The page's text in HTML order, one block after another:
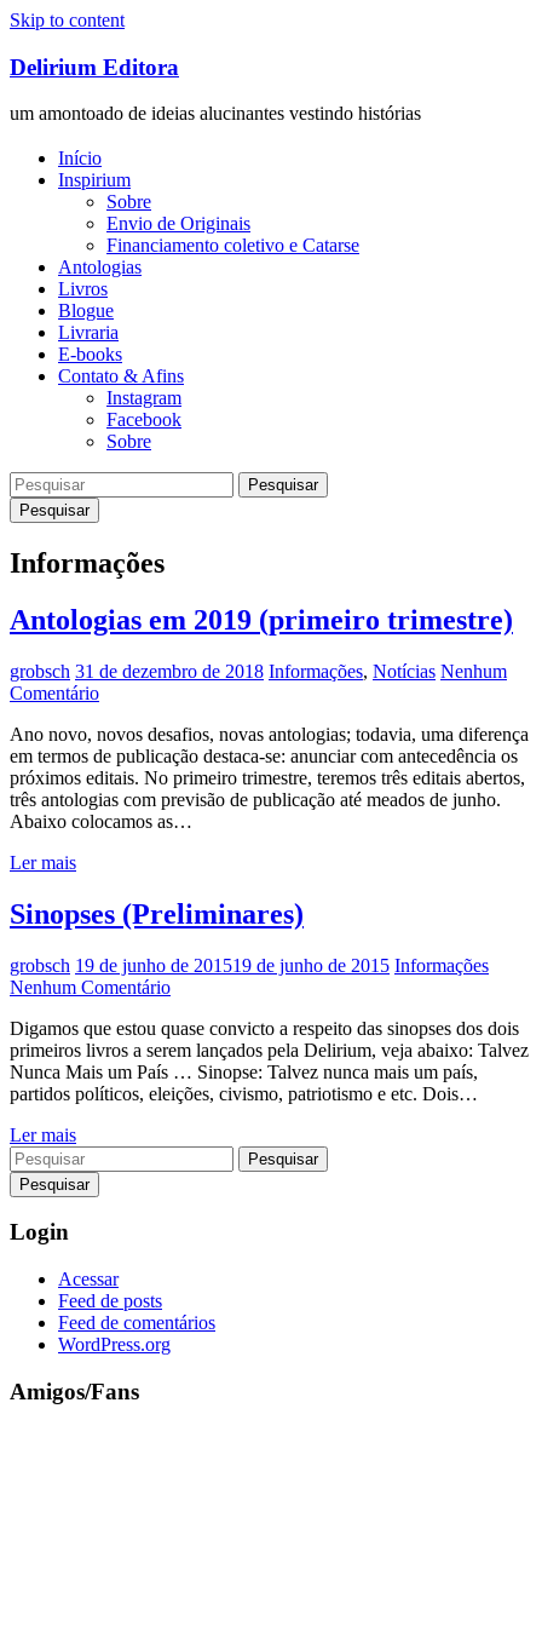
Skip to content
Delirium Editora
um amontoado de ideias alucinantes vestindo histórias
Início
Inspirium
Sobre
Envio de Originais
Financiamento coletivo e Catarse
Antologias
Livros
Blogue
Livraria
E-books
Contato & Afins
Instagram
Facebook
Sobre
Pesquisar
Informações
Antologias em 2019 (primeiro trimestre)
grobsch 31 de dezembro de 2018 Informações, Notícias Nenhum
Comentário
Ano novo, novos desafios, novas antologias; todavia, uma diferença
em termos de publicação destaca-se: anunciar com antecedência os
próximos editais. No primeiro trimestre, teremos três editais abertos,
três antologias com previsão de publicação até meados de junho.
Abaixo colocamos as…
Ler mais
Sinopses (Preliminares)
grobsch 19 de junho de 201519 de junho de 2015 Informações
Nenhum Comentário
Digamos que estou quase convicto a respeito das sinopses dos dois
primeiros livros a serem lançados pela Delirium, veja abaixo: Talvez
Nunca Mais um País … Sinopse: Talvez nunca mais um país,
partidos políticos, eleições, civismo, patriotismo e etc. Dois…
Ler mais
Pesquisar
Login
Acessar
Feed de posts
Feed de comentários
WordPress.org
Amigos/Fans